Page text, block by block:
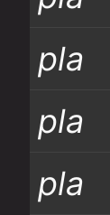
row
y_ar
row
pla
y_ar
row
pla
y_ar
pla